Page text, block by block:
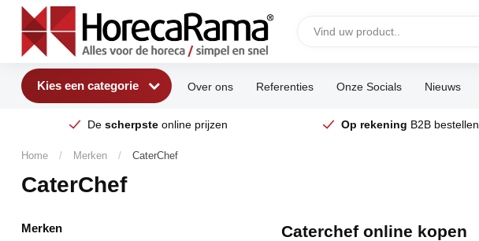
Kies een categorie Over ons Referenties Onze Socials Nieuws
De scherpsteonline prijzen Op rekening B2B bestellen
Home / Merken / CaterChef
CaterChef
Merken Caterchef online kopen